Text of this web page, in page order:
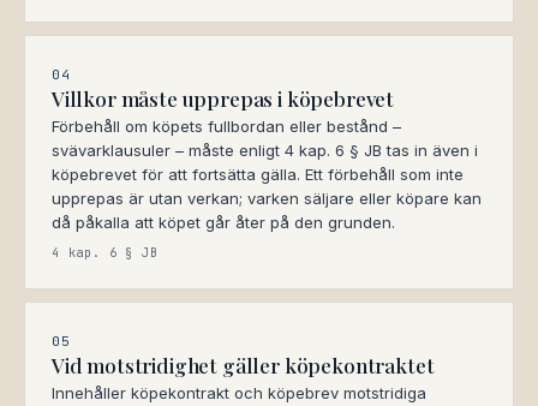
04
Villkor måste upprepas i köpebrevet
Förbehåll om köpets fullbordan eller bestånd –
svävarklausuler – måste enligt 4 kap. 6 § JB tas in även i
köpebrevet för att fortsätta gälla. Ett förbehåll som inte
upprepas är utan verkan; varken säljare eller köpare kan
då påkalla att köpet går åter på den grunden.
4 kap. 6 § JB
05
Vid motstridighet gäller köpekontraktet
Innehåller köpekontrakt och köpebrev motstridiga